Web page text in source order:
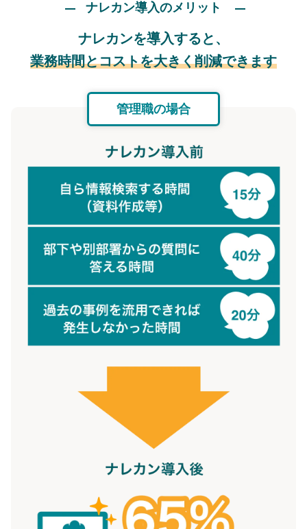
ナレカン導入のメリット
ナレカンを導入すると、
業務時間とコストを大きく削減できます
管理職の場合